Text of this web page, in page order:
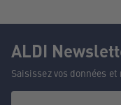
ALDI
Saisissez vos données